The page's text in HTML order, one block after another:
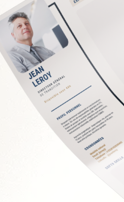
fournisseurs
des contrats
et économies